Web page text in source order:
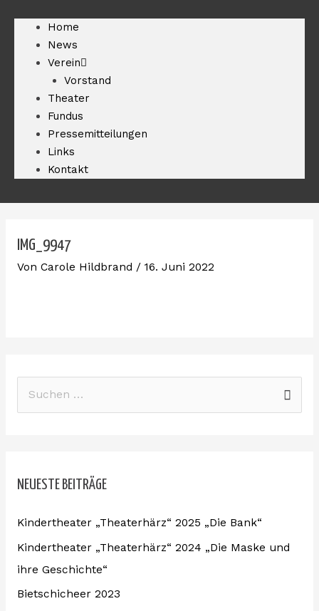
Home
News
Verein
Vorstand
Theater
Fundus
Pressemitteilungen
Links
Kontakt
IMG_9947
Von Carole Hildbrand / 16. Juni 2022
e
n
a
c
h
NEUESTE BEITRÄGE
Kindertheater „Theaterhärz“ 2025 „Die Bank“
Kindertheater „Theaterhärz“ 2024 „Die Maske und
ihre Geschichte“
Bietschicheer 2023